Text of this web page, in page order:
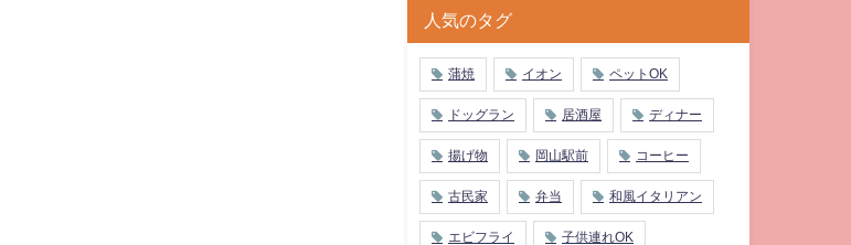
人気のタグ
蒲焼 イオン ペットOK
ドッグラン 居酒屋 ディナー
揚げ物 岡山駅前 コーヒー
古民家 弁当 和風イタリアン
エビフライ 子供連れOK